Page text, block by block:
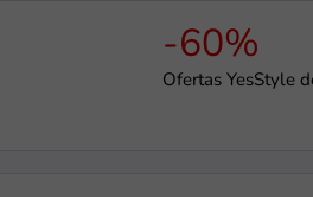
-60%
Ofertas YesStyle